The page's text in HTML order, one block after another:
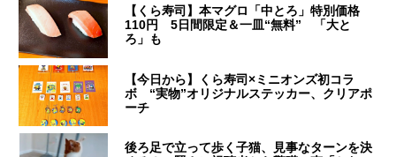
【くら寿司】本マグロ「中とろ」特別価格
110円 5日間限定＆一皿“無料” 「大と
ろ」も
【今日から】くら寿司×ミニオンズ初コラ
ボ “実物”オリジナルステッカー、クリアポ
ーチ
後ろ足で立って歩く子猫、見事なターンを決